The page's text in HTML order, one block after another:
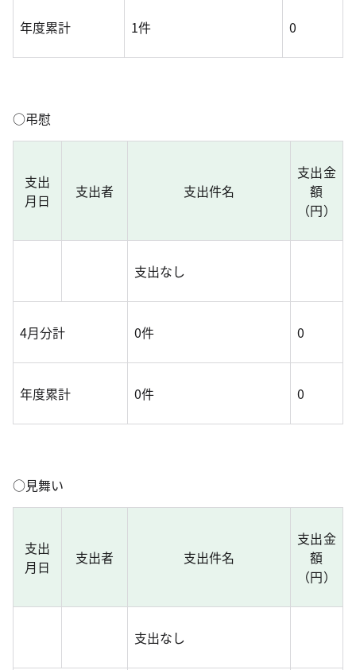
年度累計 1件 0
○弔慰
支出
月日
支出者 支出件名
支出金
額
（円）
支出なし
4月分計 0件 0
年度累計 0件 0
○見舞い
支出
月日
支出者 支出件名
支出金
額
（円）
支出なし